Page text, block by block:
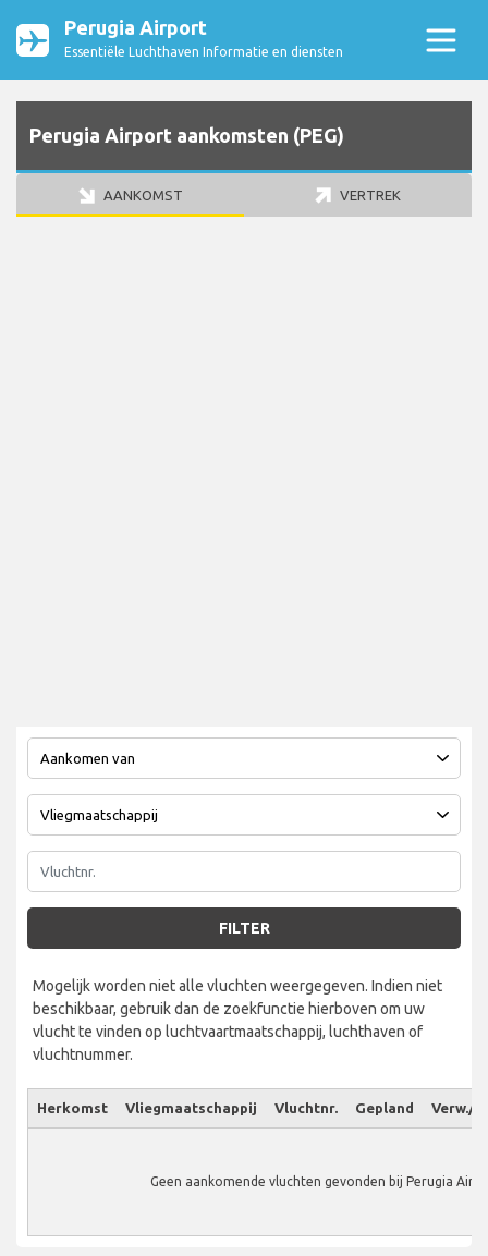
Perugia Airport
Essentiële Luchthaven Informatie en diensten
Perugia Airport aankomsten (PEG)
AANKOMST VERTREK
FILTER
Mogelijk worden niet alle vluchten weergegeven. Indien niet
beschikbaar, gebruik dan de zoekfunctie hierboven om uw
vlucht te vinden op luchtvaartmaatschappij, luchthaven of
vluchtnummer.
Herkomst Vliegmaatschappij Vluchtnr. Gepland Verw./
Geen aankomende vluchten gevonden bij Perugia